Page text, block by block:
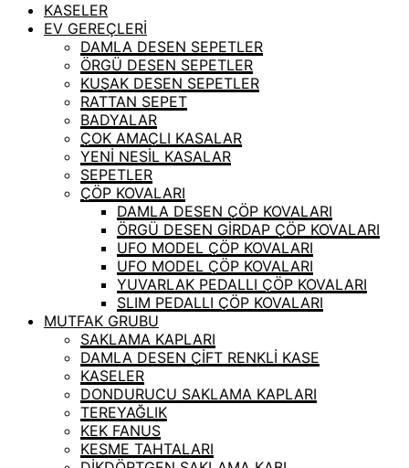
KASELER
EV GEREÇLERİ
DAMLA DESEN SEPETLER
ÖRGÜ DESEN SEPETLER
KUŞAK DESEN SEPETLER
RATTAN SEPET
BADYALAR
ÇOK AMAÇLI KASALAR
YENİ NESİL KASALAR
SEPETLER
ÇÖP KOVALARI
DAMLA DESEN ÇÖP KOVALARI
ÖRGÜ DESEN GİRDAP ÇÖP KOVALARI
UFO MODEL ÇÖP KOVALARI
UFO MODEL ÇÖP KOVALARI
YUVARLAK PEDALLI ÇÖP KOVALARI
SLIM PEDALLI ÇÖP KOVALARI
MUTFAK GRUBU
SAKLAMA KAPLARI
DAMLA DESEN ÇİFT RENKLİ KASE
KASELER
DONDURUCU SAKLAMA KAPLARI
TEREYAĞLIK
KEK FANUS
KESME TAHTALARI